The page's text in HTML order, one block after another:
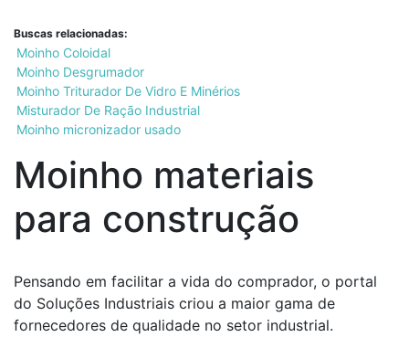
Buscas relacionadas:
Moinho Coloidal
Moinho Desgrumador
Moinho Triturador De Vidro E Minérios
Misturador De Ração Industrial
Moinho micronizador usado
Moinho materiais
para construção
Pensando em facilitar a vida do comprador, o portal
do Soluções Industriais criou a maior gama de
fornecedores de qualidade no setor industrial.